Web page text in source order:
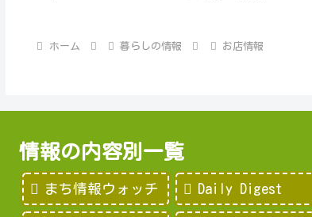
ホーム 暮らしの情報 お店情報
情報の内容別一覧
まち情報ウォッチ Daily Digest